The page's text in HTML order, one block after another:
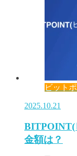
ビット
2025.10.21
BITPOINT(
金額は？